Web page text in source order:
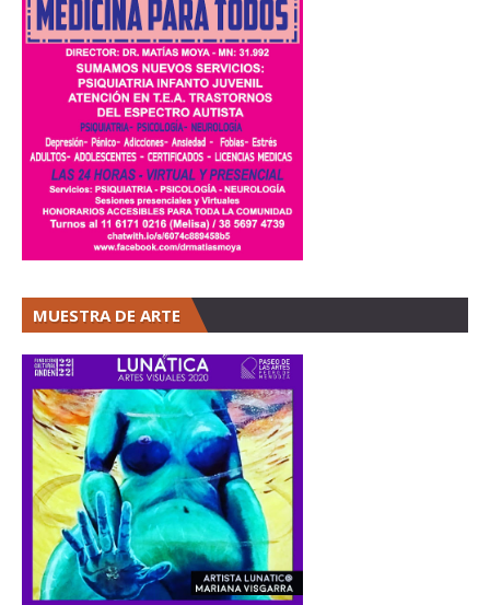
MUESTRA DE ARTE